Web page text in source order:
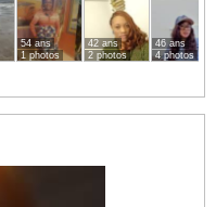
54 ans
1 photos
42 ans
2 photos
46 ans
4 photos